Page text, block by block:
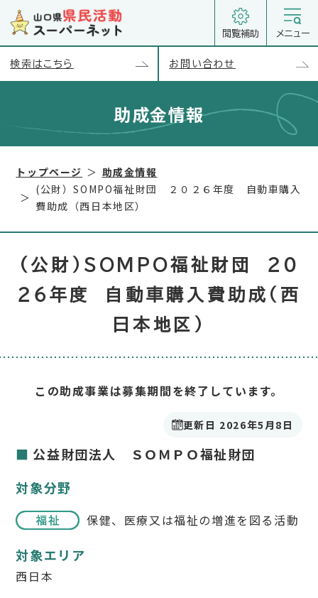
閲覧補助 メニュー
検索はこちら お問い合わせ
助成金情報
トップページ
助成金情報
(公財）SOMPO福祉財団 ２０２６年度 自動車購入
費助成（西日本地区）
(公財）SOMPO福祉財団 ２０
２６年度 自動車購入費助成（西
日本地区）
この助成事業は募集期間を終了しています。
更新日 2026年5月8日
公益財団法人 ＳＯＭＰＯ福祉財団
対象分野
保健、医療又は福祉の増進を図る活動
対象エリア
西日本